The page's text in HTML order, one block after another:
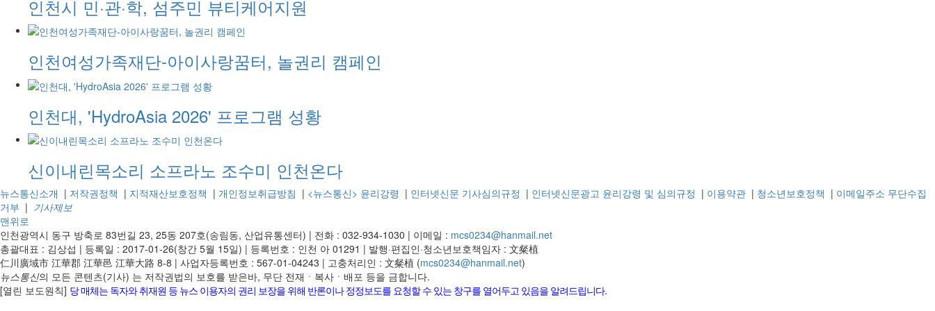
인천시 민·관·학, 섬주민 뷰티케어지원
인천여성가족재단-아이사랑꿈터, 놀권리 캠페인
인천대, 'HydroAsia 2026' 프로그램 성황
신이내린목소리 소프라노 조수미 인천온다
뉴스통신소개 | 저작권정책 | 지적재산보호정책 | 개인정보취급방침 | <뉴스통신> 윤리강령 | 인터넷신문 기사심의규정 | 인터넷신문광고 윤리강령 및 심의규정 | 이용약관 | 청소년보호정책 | 이메일주소 무단수집
거부 | 기사제보
맨위로
인천광역시 동구 방축로 83번길 23, 25동 207호(송림동, 산업유통센터) | 전화 : 032-934-1030 | 이메일 : mcs0234@hanmail.net
총괄대표 : 김상섭 | 등록일 : 2017-01-26(창간 5월 15일) | 등록번호 : 인천 아 01291 | 발행·편집인·청소년보호책임자 : 文粲植
仁川廣域市 江華郡 江華邑 江華大路 8-8 | 사업자등록번호 : 567-01-04243 | 고충처리인 : 文粲植 (mcs0234@hanmail.net)
뉴스통신의 모든 콘텐츠(기사) 는 저작권법의 보호를 받은바, 무단 전재ㆍ복사ㆍ배포 등을 금합니다.
[열린 보도원칙] 당 매체는 독자와 취재원 등 뉴스 이용자의 권리 보장을 위해 반론이나 정정보도를 요청할 수 있는 창구를 열어두고 있음을 알려드립니다.